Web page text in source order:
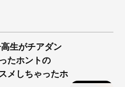
生がチアダン
たホントの
メしちゃったホ